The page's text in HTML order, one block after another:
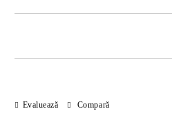
Evaluează Compară